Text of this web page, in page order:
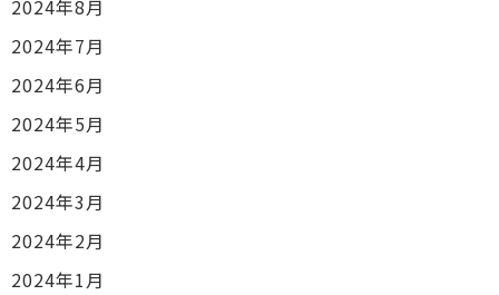
2024年8月
2024年7月
2024年6月
2024年5月
2024年4月
2024年3月
2024年2月
2024年1月